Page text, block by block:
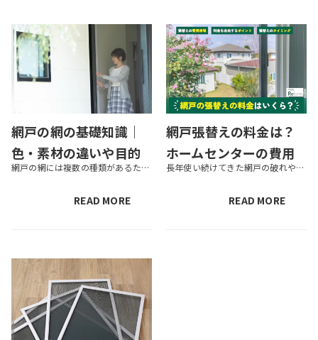
網戸の網の基礎知識｜
色・素材の違いや目的
に応じた選び方
網戸の網には複数の種類があるため、どれがご自身の住環境に適しているのかわからず、網の張替えで悩んでいる方もいるのではないでしょうか。 網戸の設置や張替えの際は、網の種類への理解を深めることで、ご自身の住環境に適した網戸を...
READ MORE
網戸張替えの料金は？
ホームセンターの費用
相場＆料金が変わる4つ
のポイント＆安くする
長年使い続けてきた網戸の破れやたわみが気になってきたら、そろそろ網戸の張替えタイミングかもしれません。しかし、はじめて網戸を張替える場合、勝手がわからず躊躇してしまう方もいるのではないでしょうか？ 「網戸の張替えにはいく...
READ MORE